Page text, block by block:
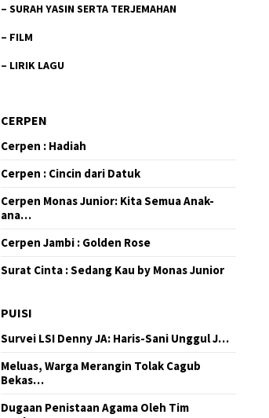
–SURAH YASIN SERTA TERJEMAHAN
– FILM
– LIRIK LAGU
CERPEN
Cerpen : Hadiah
Cerpen : Cincin dari Datuk
Cerpen Monas Junior: Kita Semua Anak-
ana…
Cerpen Jambi : Golden Rose
Surat Cinta : Sedang Kau by Monas Junior
PUISI
Survei LSI Denny JA: Haris-Sani Unggul J…
Meluas, Warga Merangin Tolak Cagub
Bekas…
Dugaan Penistaan Agama Oleh Tim